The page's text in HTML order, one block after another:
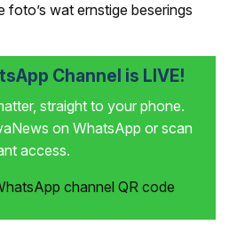
foto’s wat ernstige beserings
Channel is LIVE!
straight to your phone.
on WhatsApp or scan
access.